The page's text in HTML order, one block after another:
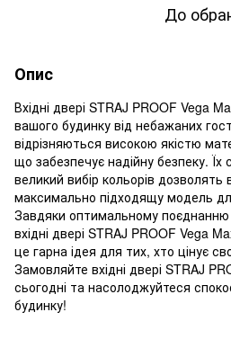
До
Опис
Вхідні двері STRAJ PROOF Vega
вашого будинку від небажаних
відрізняються високою якістю
що забезпечує надійну безпеку. Їх
великий вибір кольорів
максимально підходящу модель
Завдяки оптимальному поєднанню
вхідні двері STRAJ PROOF Vega
це гарна ідея для тих, хто цінує
Замовляйте вхідні двері STRAJ
сьогодні та насолоджуйтеся
будинку!